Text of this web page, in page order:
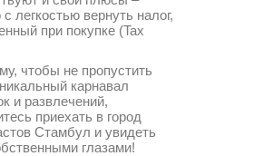
легкостью вернуть налог,
при покупке (Tax
чтобы не пропустить
карнавал
и развлечений,
приехать в город
Стамбул и увидеть
глазами!